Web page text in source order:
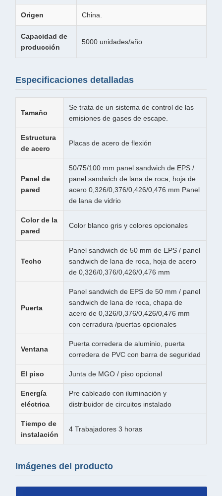
Origen China.
Capacidad de
producción
5000 unidades/año
Especificaciones detalladas
Tamaño
Se trata de un sistema de control de las
emisiones de gases de escape.
Estructura
de acero
Placas de acero de flexión
Panel de
pared
50/75/100 mm panel sandwich de EPS /
panel sandwich de lana de roca, hoja de
acero 0,326/0,376/0,426/0,476 mm Panel
de lana de vidrio
Color de la
pared
Color blanco gris y colores opcionales
Techo
Panel sandwich de 50 mm de EPS / panel
sandwich de lana de roca, hoja de acero
de 0,326/0,376/0,426/0,476 mm
Puerta
Panel sandwich de EPS de 50 mm / panel
sandwich de lana de roca, chapa de
acero de 0,326/0,376/0,426/0,476 mm
con cerradura /puertas opcionales
Ventana
Puerta corredera de aluminio, puerta
corredera de PVC con barra de seguridad
El piso Junta de MGO / piso opcional
Energía
eléctrica
Pre cableado con iluminación y
distribuidor de circuitos instalado
Tiempo de
instalación
4 Trabajadores 3 horas
Imágenes del producto